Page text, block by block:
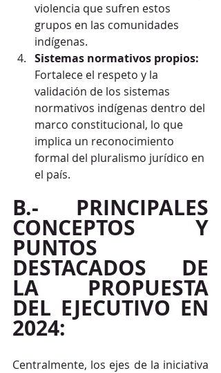
violencia que sufren estos
grupos en las comunidades
indígenas.
Sistemas normativos propios:
Fortalece el respeto y la
validación de los sistemas
normativos indígenas dentro del
marco constitucional, lo que
implica un reconocimiento
formal del pluralismo jurídico en
el país.
B.- PRINCIPALES
CONCEPTOS Y
PUNTOS
DESTACADOS DE
LA PROPUESTA
DEL EJECUTIVO EN
2024:
Centralmente, los ejes de la iniciativa